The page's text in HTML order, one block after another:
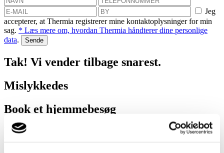
Jeg
accepterer, at Thermia registrerer mine kontaktoplysninger for min
sag. * Læs mere om, hvordan Thermia håndterer dine personlige
data.
Tak! Vi vender tilbage snarest.
Mislykkedes
Book et hjemmebesøg
Vi hjælper dig med at finde ud af, hvor meget du kan spare med en